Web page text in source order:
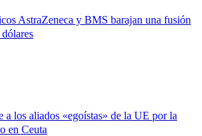
AstraZeneca y BMS barajan una fusión
a los aliados «egoístas» de la UE por la
en Ceuta